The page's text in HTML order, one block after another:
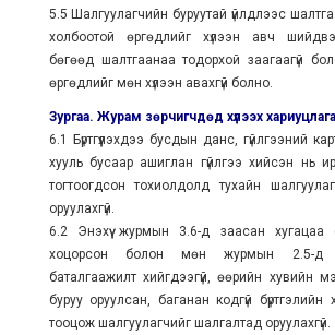
5.5 Шалгуулагчийн буруутай үйлдлээс
холбоотой өргөдлийг хүлээн авч
бөгөөд шалтгаанаа тодорхой заагаагүй
өргөдлийг мөн хүлээн авахгүй болно.
Зургаа. Журам зөрчигчдөд хүлээх хариуцлага
6.1 Бүртгүүлэхдээ бусдын данс, гүйлгээний
хууль бусаар ашиглан гүйлгээ хийсэн нь
тогтоогдсон тохиолдолд тухайн
оруулахгүй.
6.2 Энэхүү журмын 3.6-д заасан хугацаа
хоцорсон болон мөн журмын 2.5-д
баталгаажилт хийгдээгүй, өөрийн хувийн
буруу оруулсан, баганан кодгүй бүртгэлийн
тооцож шалгуулагчийг шалгалтад оруулахгүй.